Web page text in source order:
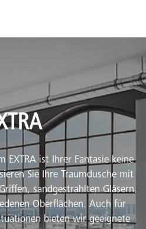
EXTRA ist Ihrer Fantasie keine
Sie Ihre Traumdusche mit
sandgestrahlten Gläsern,
Oberflächen. Auch für
bieten wir geeignete